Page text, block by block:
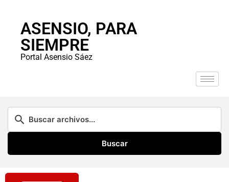
ASENSIO, PARA
SIEMPRE
Portal Asensio Sáez
Buscar